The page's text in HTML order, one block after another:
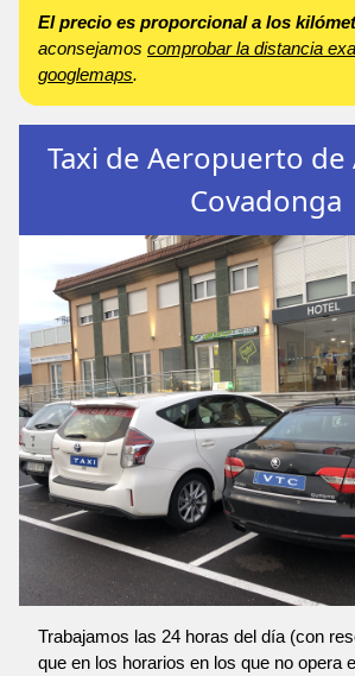
El precio es proporcional a los
aconsejamos comprobar la distancia
googlemaps.
Taxi de Aeropuerto de
Covadonga
Trabajamos las 24 horas del día (con
que en los horarios en los que no opera